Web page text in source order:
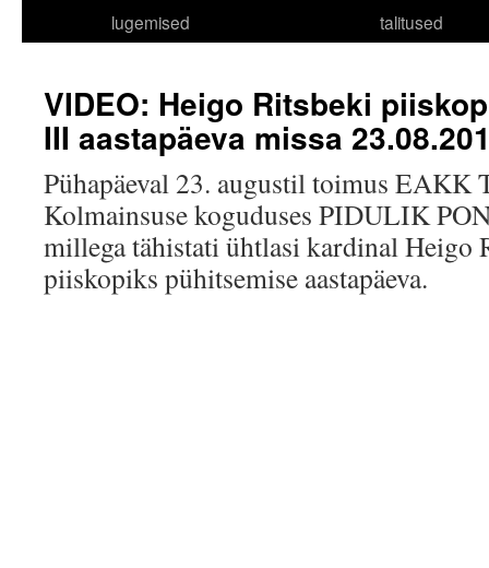
lugemised
talitused
VIDEO: Heigo Ritsbeki
III aastapäeva missa
Pühapäeval 23. augustil toimus EAKK
Kolmainsuse koguduses PIDULIK
millega tähistati ühtlasi kardinal Heigo
piiskopiks pühitsemise aastapäeva.